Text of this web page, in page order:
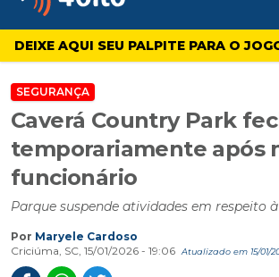
4oito
DEIXE AQUI SEU PALPITE PARA O
SEGURANÇA
Caverá Country Park
temporariamente após
funcionário
Parque suspende atividades em respeito
Por Maryele Cardoso
Criciúma, SC, 15/01/2026 - 19:06
Atualizado em 15/01/